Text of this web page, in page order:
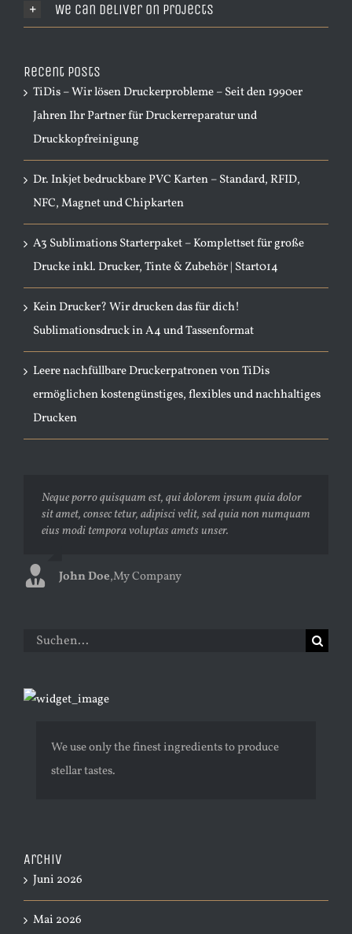
We Can Deliver On Projects
Recent Posts
TiDis – Wir lösen Druckerprobleme – Seit den 1990er
Jahren Ihr Partner für Druckerreparatur und
Druckkopfreinigung
Dr. Inkjet bedruckbare PVC Karten – Standard, RFID,
NFC, Magnet und Chipkarten
A3 Sublimations Starterpaket – Komplettset für große
Drucke inkl. Drucker, Tinte & Zubehör | Start014
Kein Drucker? Wir drucken das für dich!
Sublimationsdruck in A4 und Tassenformat
Leere nachfüllbare Druckerpatronen von TiDis
ermöglichen kostengünstiges, flexibles und nachhaltiges
Drucken
Neque porro quisquam est, qui dolorem ipsum quia dolor
sit amet, consec tetur, adipisci velit, sed quia non numquam
eius modi tempora voluptas amets unser.
John Doe,My Company
Aliquam erat volutpat. Quisque at est id ligula facilisis
laoreet eget pulvinar nibh. Suspendisse at ultrices dui.
Curabitur ac felis arcu sadips ipsums fugiats nemis.
Luke Beck,Theme Fusion
Suche
We use only the finest ingredients to produce
stellar tastes.
Archiv
Juni 2026
Mai 2026